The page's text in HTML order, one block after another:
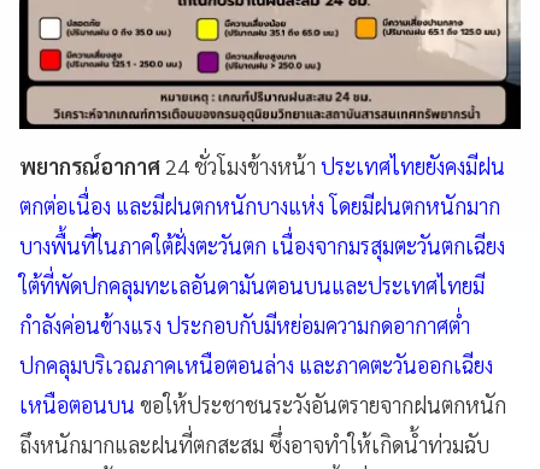
พยากรณ์อากาศ 24 ชั่วโมงข้างหน้า ประเทศไทยยังคงมีฝน
ตกต่อเนื่อง และมีฝนตกหนักบางแห่ง โดยมีฝนตกหนักมาก
บางพื้นที่ในภาคใต้ฝั่งตะวันตก เนื่องจากมรสุมตะวันตกเฉียง
ใต้ที่พัดปกคลุมทะเลอันดามันตอนบนและประเทศไทยมี
กำลังค่อนข้างแรง ประกอบกับมีหย่อมความกดอากาศต่ำ
ปกคลุมบริเวณภาคเหนือตอนล่าง และภาคตะวันออกเฉียง
เหนือตอนบน ขอให้ประชาชนระวังอันตรายจากฝนตกหนัก
ถึงหนักมากและฝนที่ตกสะสม ซึ่งอาจทำให้เกิดน้ำท่วมฉับ